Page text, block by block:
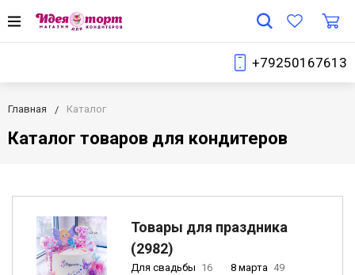
+79250167613
Главная Каталог
Каталог товаров для кондитеров
Товары для праздника
(2982)
Для свадьбы 16 8 марта 49